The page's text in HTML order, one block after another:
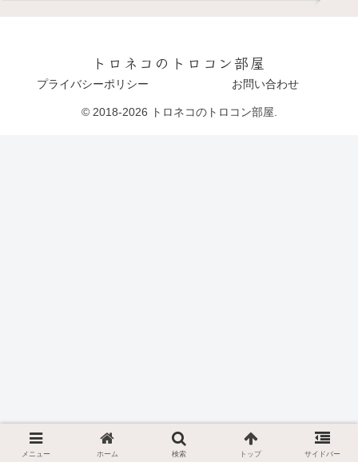
トロネコのトロコン部屋
プライバシーポリシー お問い合わせ
© 2018-2026 トロネコのトロコン部屋.
メニュー ホーム 検索 トップ サイドバー